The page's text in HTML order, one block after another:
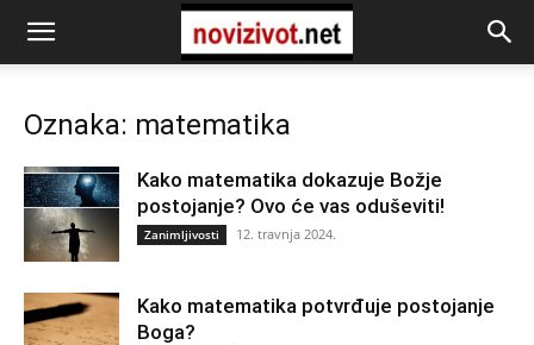
Oznaka: matematika
Kako matematika dokazuje Božje
postojanje? Ovo će vas oduševiti!
Zanimljivosti 12. travnja 2024.
Kako matematika potvrđuje postojanje
Boga?